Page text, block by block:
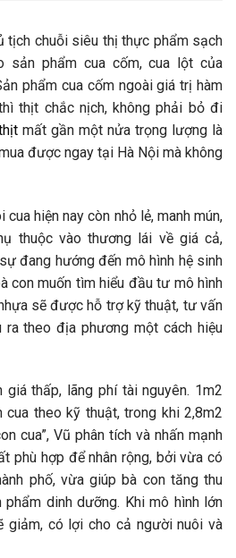
tịch chuỗi siêu thị thực phẩm sạch
sản phẩm cua cốm, cua lột của
phẩm cua cốm ngoài giá trị hàm
thịt chắc nịch, không phải bỏ đi
mất gần một nửa trọng lượng là
được ngay tại Hà Nội mà không
hiện nay còn nhỏ lẻ, manh mún,
thuộc vào thương lái về giá cả,
đang hướng đến mô hình hệ sinh
con muốn tìm hiểu đầu tư mô hình
sẽ được hỗ trợ kỹ thuật, tư vấn
theo địa phương một cách hiệu
giá thấp, lãng phí tài nguyên. 1m2
theo kỹ thuật, trong khi 2,8m2
cua”, Vũ phân tích và nhấn mạnh
phù hợp để nhân rộng, bởi vừa có
phố, vừa giúp bà con tăng thu
dinh dưỡng. Khi mô hình lớn
giảm, có lợi cho cả người nuôi và